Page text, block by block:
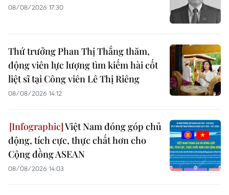
08/08/2026 17:30
Thứ trưởng Phan Thị Thắng thăm,
động viên lực lượng tìm kiếm hài cốt
liệt sĩ tại Công viên Lê Thị Riêng
08/08/2026 14:12
Việt Nam đóng góp chủ
động, tích cực, thực chất hơn cho
Cộng đồng ASEAN
08/08/2026 14:03